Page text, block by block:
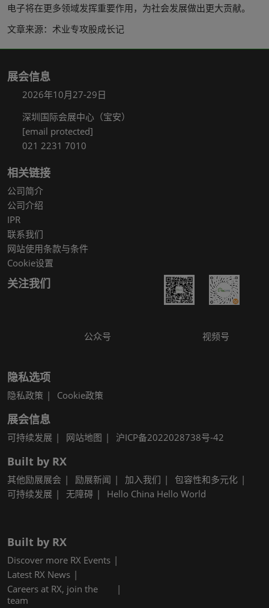
电子将在更多领域发挥重要作用，为社会发展做出更大贡献。
文章来源：术业专攻股成长记
展会信息
2026年10月27-29日
深圳国际会展中心（宝安）
[email protected]
021 2231 7010
相关链接
公司简介
公司介绍
IPR
联系我们
网站使用条款与条件
Cookie设置
关注我们
公众号 视频号
隐私选项
隐私政策 Cookie政策
展会信息
可持续发展 网站地图 沪ICP备2022028738号-42
Built by RX
其他励展展会 励展新闻 加入我们
包容性和多元化
可持续发展
无障碍 Hello China Hello World
Built by RX
Discover more RX Events
Latest RX News
Careers at RX, join the
team